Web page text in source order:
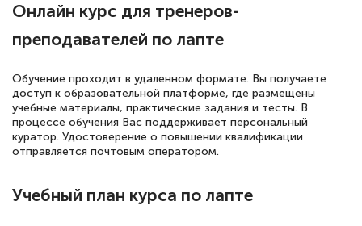
Евгения Коротких
12 марта 2026
Спасибо большое Академии! Грамотное,
вежливое сопровождение! Всё чётко и
понятно! Проходила повышение
квалификации. Ещё раз - СПАСИБО!
Онлайн курс для тренеров-
преподавателей по лапте
Обучение проходит в удаленном формате. Вы получаете
доступ к образовательной платформе, где размещены
учебные материалы, практические задания и тесты. В
процессе обучения Вас поддерживает персональный
куратор. Удостоверение о повышении квалификации
отправляется почтовым оператором.
Учебный план курса по лапте